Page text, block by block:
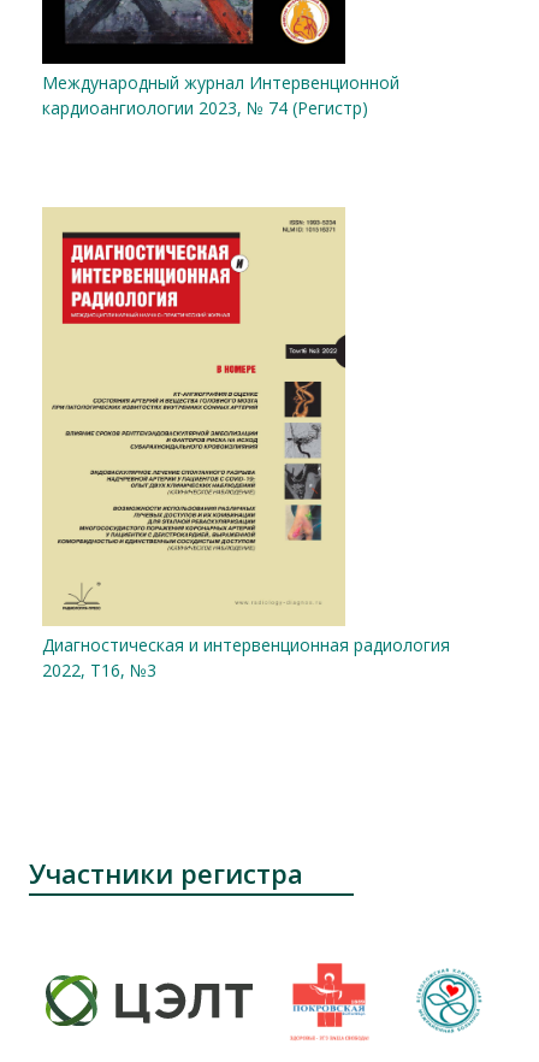
Международный журнал Интервенционной
кардиоангиологии 2023, № 74 (Регистр)
Диагностическая и интервенционная радиология
2022, Т16, №3
Участники регистра